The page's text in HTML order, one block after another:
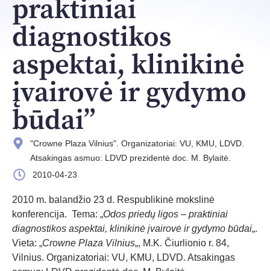
praktiniai
diagnostikos
aspektai, klinikinė
įvairovė ir gydymo
būdai”
"Crowne Plaza Vilnius". Organizatoriai: VU, KMU, LDVD.
Atsakingas asmuo: LDVD prezidentė doc. M. Bylaitė.
2010-04-23
2010 m. balandžio 23 d. Respublikinė mokslinė
konferencija. Tema: „Odos priedų ligos – praktiniai
diagnostikos aspektai, klinikinė įvairovė ir gydymo būdai„.
Vieta: „Crowne Plaza Vilnius„, M.K. Čiurlionio r. 84,
Vilnius. Organizatoriai: VU, KMU, LDVD. Atsakingas